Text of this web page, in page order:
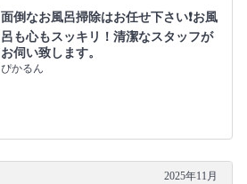
面倒なお風呂掃除はお任せ下さい❗️お風
呂も心もスッキリ！清潔なスタッフが
お伺い致します。
ぴかるん
2025年11月